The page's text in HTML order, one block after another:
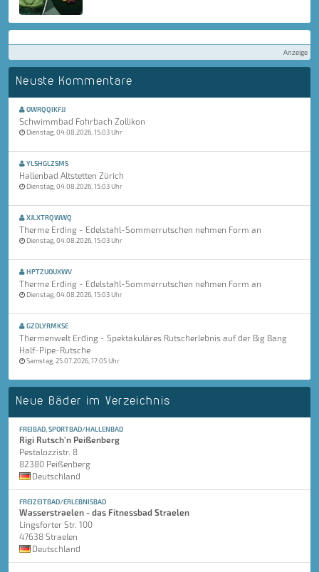
Anzeige
Neuste Kommentare
OWRQQIKFJJ
Schwimmbad Fohrbach Zollikon
Dienstag, 04.08.2026, 15:03 Uhr
YLSHGLZSMS
Hallenbad Altstetten Zürich
Dienstag, 04.08.2026, 15:03 Uhr
XJLXTRQWWQ
Therme Erding - Edelstahl-Sommerrutschen nehmen Form an
Dienstag, 04.08.2026, 15:03 Uhr
HPTZUOUXWV
Therme Erding - Edelstahl-Sommerrutschen nehmen Form an
Dienstag, 04.08.2026, 15:03 Uhr
GZDLYRMKSE
Thermenwelt Erding - Spektakuläres Rutscherlebnis auf der Big Bang
Half-Pipe-Rutsche
Samstag, 25.07.2026, 17:05 Uhr
Neue Bäder im Verzeichnis
FREIBAD, SPORTBAD/HALLENBAD
Rigi Rutsch'n Peißenberg
Pestalozzistr. 8
82380 Peißenberg
Deutschland
FREIZEITBAD/ERLEBNISBAD
Wasserstraelen - das Fitnessbad Straelen
Lingsforter Str. 100
47638 Straelen
Deutschland